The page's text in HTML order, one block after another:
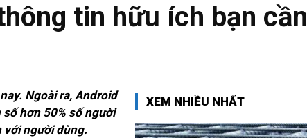
tin hữu ích bạn cần
Ngoài ra, Android
hơn 50% số người
với người dùng.
XEM NHIỀU NHẤT